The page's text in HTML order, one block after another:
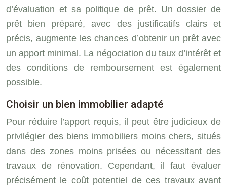
d’évaluation et sa politique de prêt. Un dossier de
prêt bien préparé, avec des justificatifs clairs et
précis, augmente les chances d’obtenir un prêt avec
un apport minimal. La négociation du taux d’intérêt et
des conditions de remboursement est également
possible.
Choisir un bien immobilier adapté
Pour réduire l’apport requis, il peut être judicieux de
privilégier des biens immobiliers moins chers, situés
dans des zones moins prisées ou nécessitant des
travaux de rénovation. Cependant, il faut évaluer
précisément le coût potentiel de ces travaux avant